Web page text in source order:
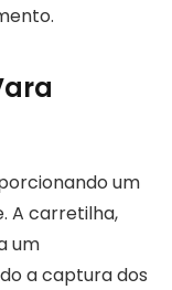
um
A carretilha,
um
a captura dos